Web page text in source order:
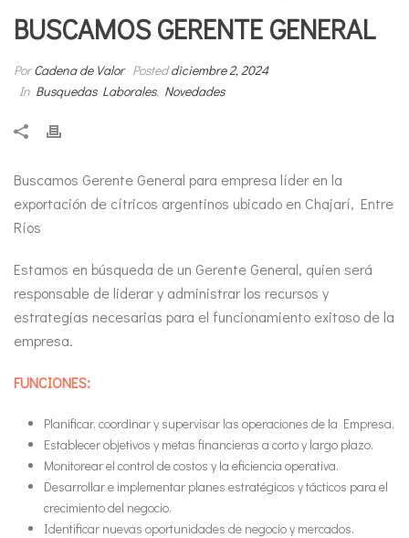
BUSCAMOS GERENTE GENERAL
PorCadena de Valor Posteddiciembre 2, 2024
In Busquedas Laborales, Novedades
Buscamos Gerente General para empresa líder en la
exportación de cítricos argentinos ubicado en Chajarí, Entre
Ríos
Estamos en búsqueda de un Gerente General, quien será
responsable de liderar y administrar los recursos y
estrategias necesarias para el funcionamiento exitoso de la
empresa.
FUNCIONES:
Planificar, coordinar y supervisar las operaciones de la Empresa.
Establecer objetivos y metas financieras a corto y largo plazo.
Monitorear el control de costos y la eficiencia operativa.
Desarrollar e implementar planes estratégicos y tácticos para el
crecimiento del negocio.
Identificar nuevas oportunidades de negocio y mercados.